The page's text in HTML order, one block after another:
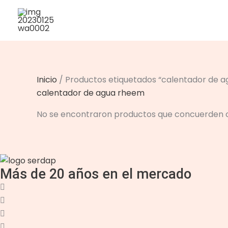
contenido
Inicio / Productos etiquetados “calentador de
calentador de agua rheem
No se encontraron productos que concuerden
Más de 20 años en el mercado